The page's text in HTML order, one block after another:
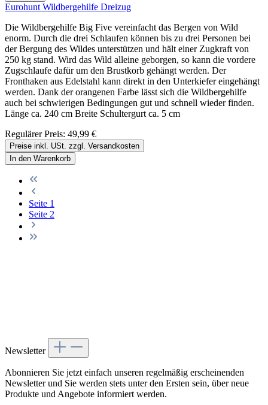
Eurohunt Wildbergehilfe Dreizug
Die Wildbergehilfe Big Five vereinfacht das Bergen von Wild
enorm. Durch die drei Schlaufen können bis zu drei Personen bei
der Bergung des Wildes unterstützen und hält einer Zugkraft von
250 kg stand. Wird das Wild alleine geborgen, so kann die vordere
Zugschlaufe dafür um den Brustkorb gehängt werden. Der
Fronthaken aus Edelstahl kann direkt in den Unterkiefer eingehängt
werden. Dank der orangenen Farbe lässt sich die Wildbergehilfe
auch bei schwierigen Bedingungen gut und schnell wieder finden.
Länge ca. 240 cm Breite Schultergurt ca. 5 cm
Regulärer Preis: 49,99 €
Preise inkl. USt. zzgl. Versandkosten
In den Warenkorb
Seite 1
Seite 2
Newsletter
Abonnieren Sie jetzt einfach unseren regelmäßig erscheinenden
Newsletter und Sie werden stets unter den Ersten sein, über neue
Produkte und Angebote informiert werden.